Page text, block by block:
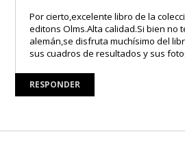
Por cierto,excelente libro de la
editons Olms.Alta calidad.Si bien no
alemán,se disfruta muchísimo del
sus cuadros de resultados y sus
RESPONDER